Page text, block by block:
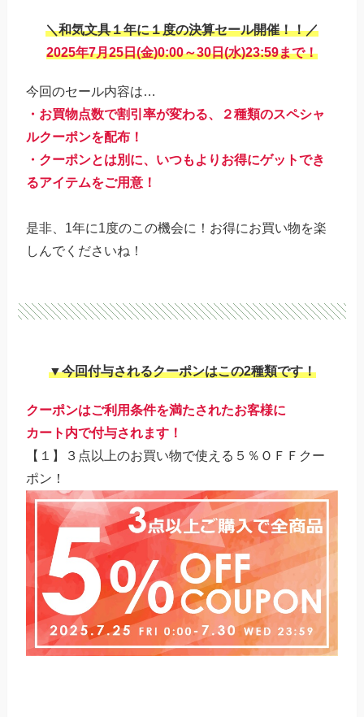
＼和気文具１年に１度の決算セール開催！！／
2025年7月25日(金)0:00～30日(水)23:59まで！
今回のセール内容は…
・お買物点数で割引率が変わる、２種類のスペシャ
ルクーポンを配布！
・クーポンとは別に、いつもよりお得にゲットでき
るアイテムをご用意！
是非、1年に1度のこの機会に！お得にお買い物を楽
しんでくださいね！
▼今回付与されるクーポンはこの2種類です！
クーポンはご利用条件を満たされたお客様に
カート内で付与されます！
【１】３点以上のお買い物で使える５％ＯＦＦクー
ポン！